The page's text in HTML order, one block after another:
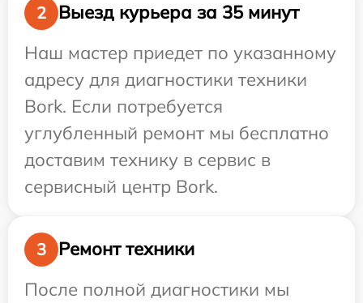
2
Выезд курьера за 35 минут
Наш мастер приедет по указанному
адресу для диагностики техники
Bork. Если потребуется
углубленный ремонт мы бесплатно
доставим технику в сервис в
сервисный центр Bork.
3
Ремонт техники
После полной диагностики мы